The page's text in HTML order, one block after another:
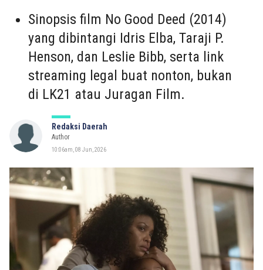
Sinopsis film No Good Deed (2014)
yang dibintangi Idris Elba, Taraji P.
Henson, dan Leslie Bibb, serta link
streaming legal buat nonton, bukan
di LK21 atau Juragan Film.
Redaksi Daerah
Author
10:06am, 08 Jun, 2026